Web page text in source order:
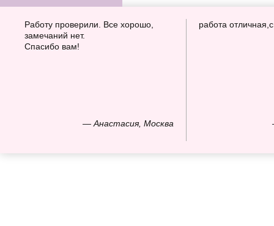
— Анастасия, Москва
Работу проверили. Все хорошо,
замечаний нет.
Спасибо вам!
работа